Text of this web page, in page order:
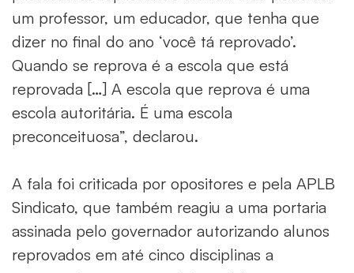
um professor, um educador, que tenha que
dizer no final do ano ‘você tá reprovado’.
Quando se reprova é a escola que está
reprovada […] A escola que reprova é uma
escola autoritária. É uma escola
preconceituosa”, declarou.
A fala foi criticada por opositores e pela APLB
Sindicato, que também reagiu a uma portaria
assinada pelo governador autorizando alunos
reprovados em até cinco disciplinas a